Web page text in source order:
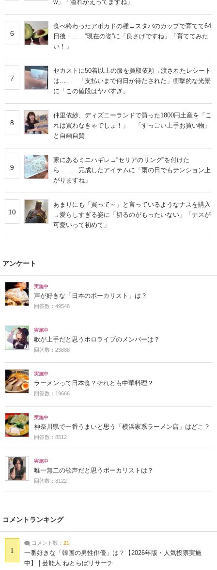
w」「溢れかえってますね」
6
食べ終わったアボカドの種→スタバのカップで育てて64
日後…… “現在の姿”に「良さげですね」「育ててみた
い！」
7
セカストに50着以上の服を買取依頼→渡されたレシート
は…… 「支払いまで何日か待たされた」衝撃的な光景
に「この値段はヤバすぎ」
8
仲里依紗、ディズニーランドで買った1800円土産を「こ
れは買わなきゃでしょ！」 「すっごい上手お買い物」
と自画自賛
9
家にあるミニハギレ→“セリアのリング”を付けた
ら…… 完成したアイテムに「雨の日でもテンション上
がりますね」
10
あまりにも「買って～」と言っているようなナスを購入
→愛らしすぎる姿に「切るのがもったいない」「ナスが
可愛いって初めて」
アンケート
実施中
声が好きな「日本のボーカリスト」は？
回答数：49548
実施中
歌が上手だと思うホロライブのメンバーは？
回答数：23888
実施中
ラーメンって日本食？それとも中華料理？
回答数：19666
実施中
神奈川県で一番うまいと思う「横浜家系ラーメン店」はどこ？
回答数：8512
実施中
唯一無二の歌声だと思うボーカリストは？
回答数：8122
コメントランキング
1
コメント数： 21
一番好きな「韓国の男性俳優」は？【2026年版・人気投票実施
中】 | 芸能人 ねとらぼリサーチ